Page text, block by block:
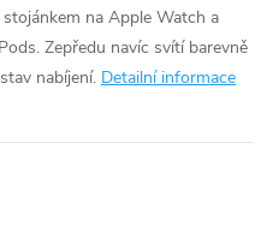
na Apple Watch a
Zepředu navíc svítí barevně
nabíjení. Detailní informace